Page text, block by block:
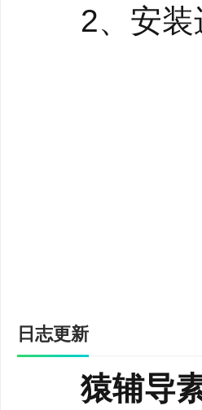
习、辩论演
升孩子思辨
2、安装
日志更新
猿辅导